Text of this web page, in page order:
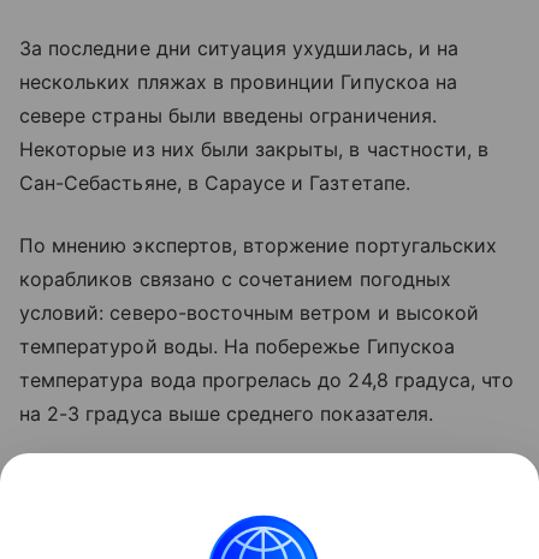
За последние дни ситуация ухудшилась, и на
нескольких пляжах в провинции Гипускоа на
севере страны были введены ограничения.
Некоторые из них были закрыты, в частности, в
Сан-Себастьяне, в Сараусе и Газтетапе.
По мнению экспертов, вторжение португальских
корабликов связано с сочетанием погодных
условий: северо-восточным ветром и высокой
температурой воды. На побережье Гипускоа
температура вода прогрелась до 24,8 градуса, что
на 2-3 градуса выше среднего показателя.
этой неделе после появления многочисленных
физалий на атлантическом побережье: несколько